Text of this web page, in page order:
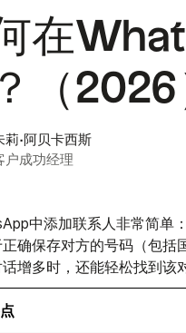
在
（2026
莉·阿贝卡西斯
户成功经理
中添加联系人非常简单
确保存对方的号码（包括
增多时，还能轻松找到该